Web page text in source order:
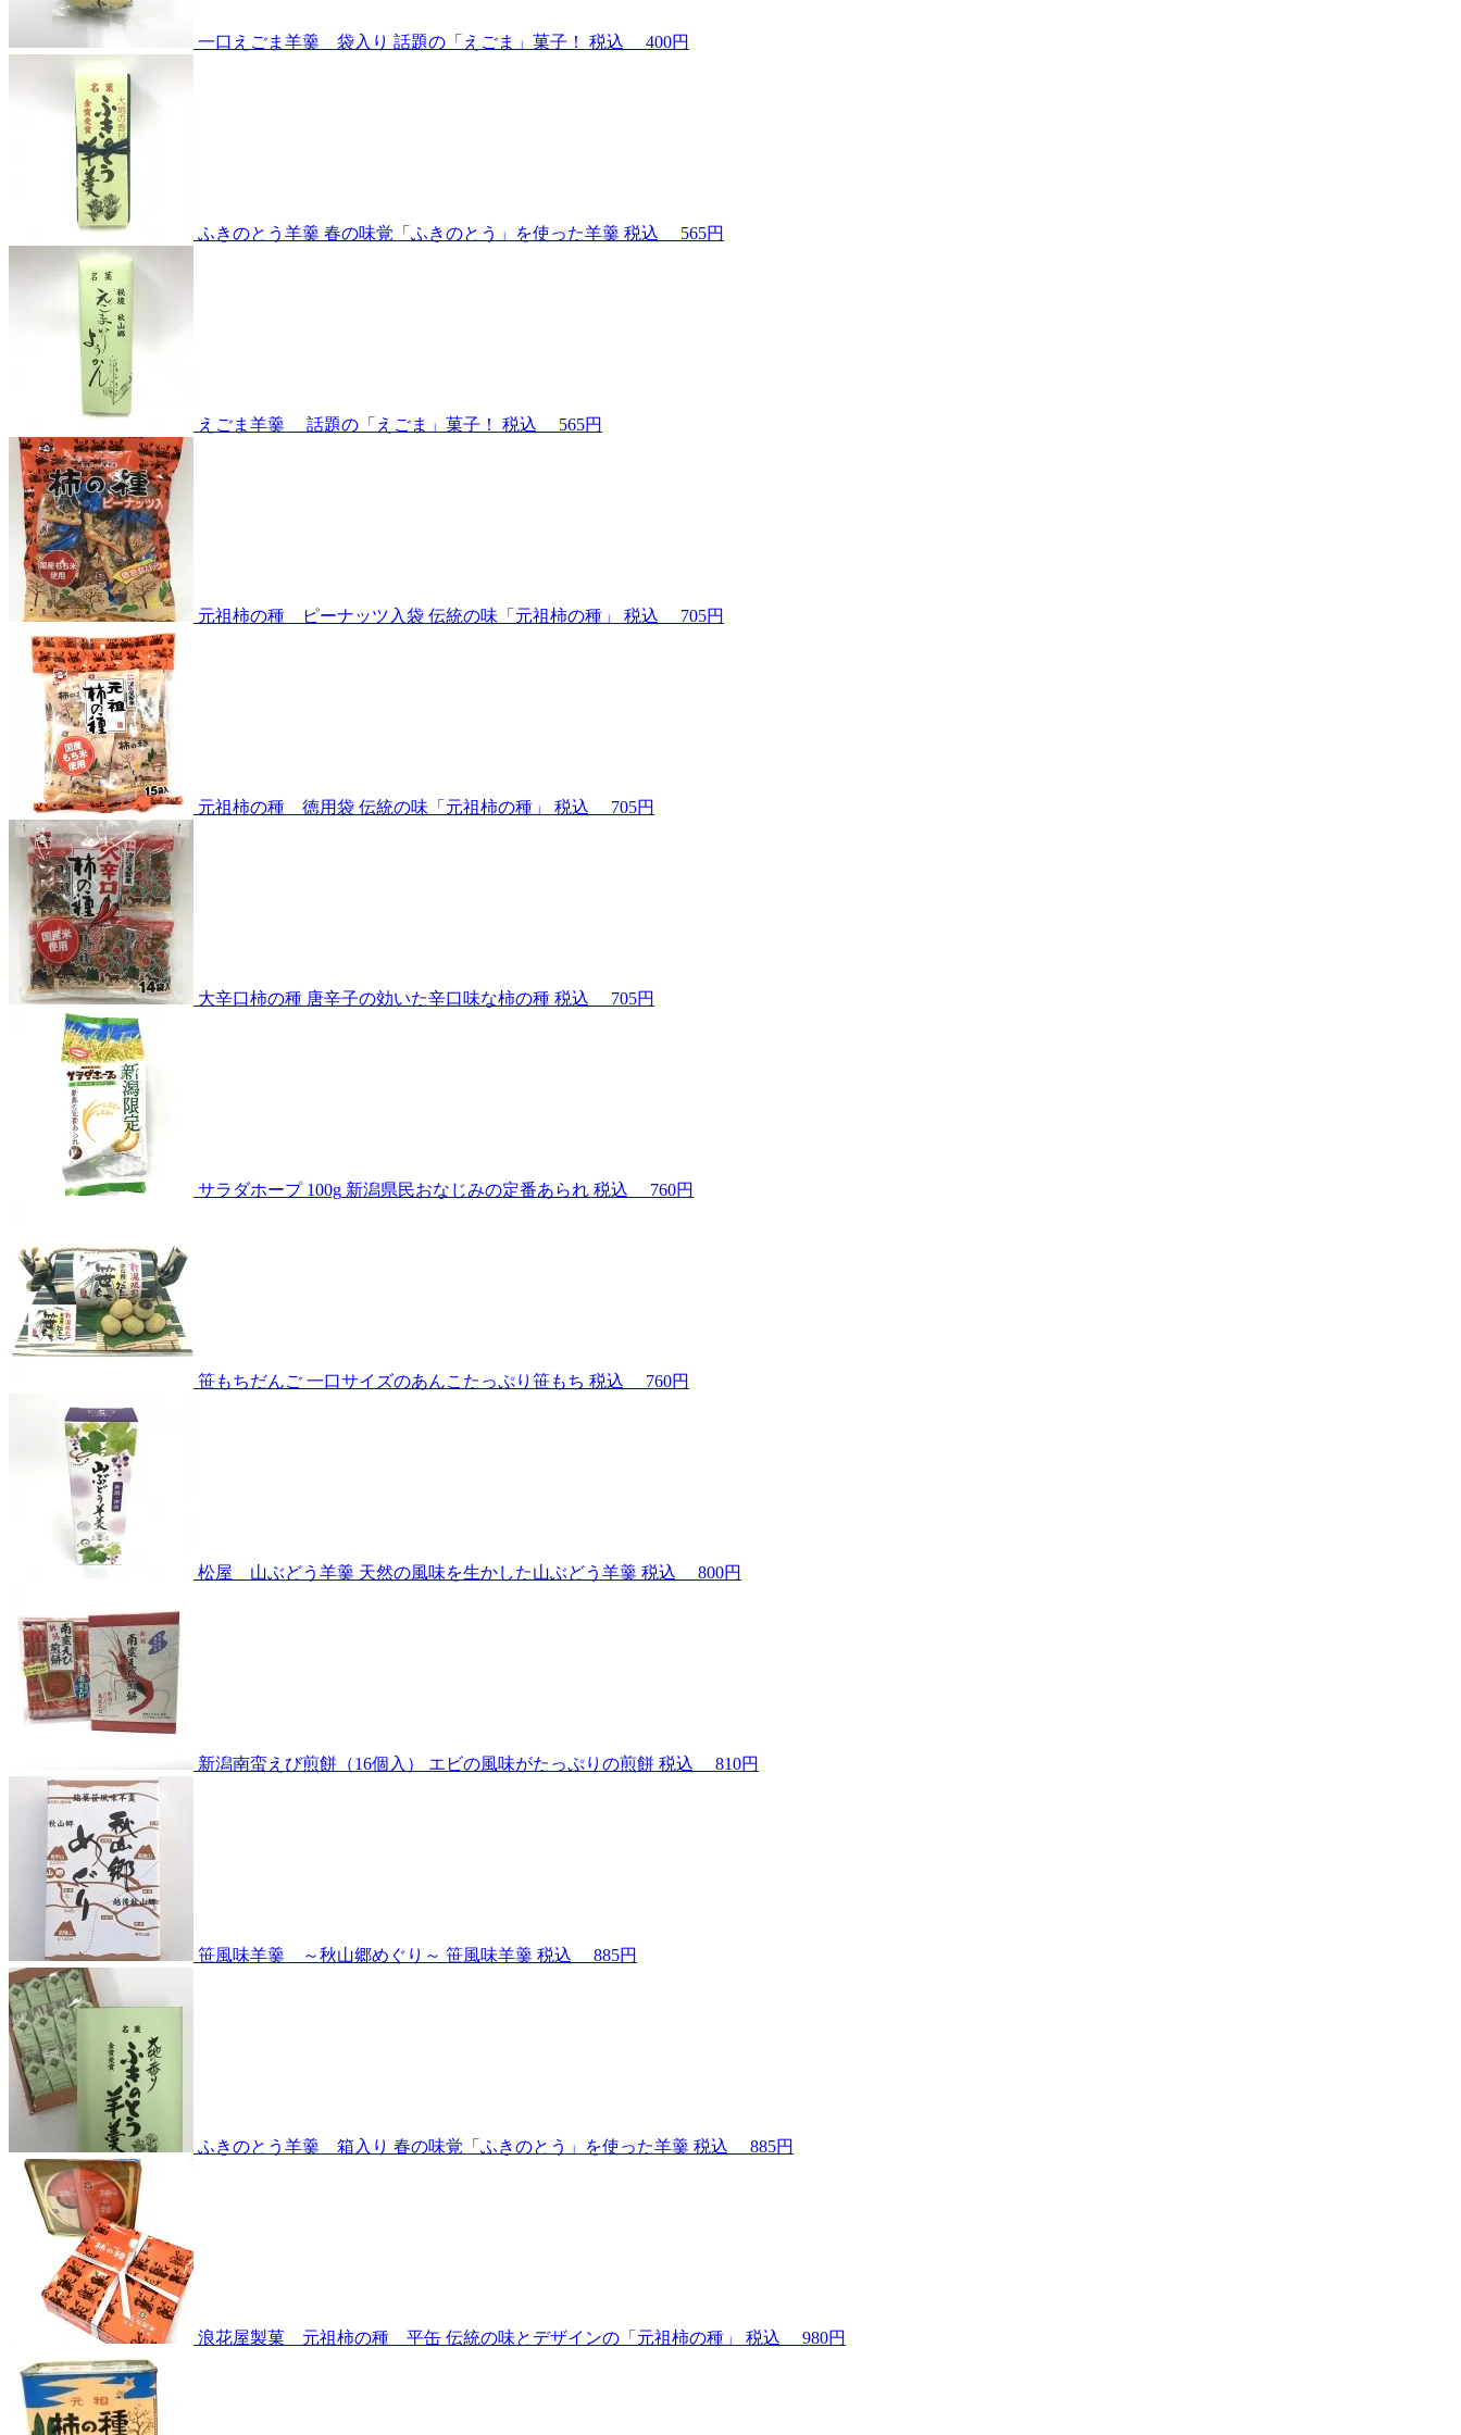
一口えごま羊羹 袋入り 話題の「えごま」菓子！ 税込 400円
ふきのとう羊羹 春の味覚「ふきのとう」を使った羊羹 税込 565円
えごま羊羹 話題の「えごま」菓子！ 税込 565円
元祖柿の種 ピーナッツ入袋 伝統の味「元祖柿の種」 税込 705円
元祖柿の種 徳用袋 伝統の味「元祖柿の種」 税込 705円
大辛口柿の種 唐辛子の効いた辛口味な柿の種 税込 705円
サラダホープ 100g 新潟県民おなじみの定番あられ 税込 760円
笹もちだんご 一口サイズのあんこたっぷり笹もち 税込 760円
松屋 山ぶどう羊羹 天然の風味を生かした山ぶどう羊羹 税込 800円
新潟南蛮えび煎餅（16個入） エビの風味がたっぷりの煎餅 税込 810円
笹風味羊羹 ～秋山郷めぐり～ 笹風味羊羹 税込 885円
ふきのとう羊羹 箱入り 春の味覚「ふきのとう」を使った羊羹 税込 885円
浪花屋製菓 元祖柿の種 平缶 伝統の味とデザインの「元祖柿の種」 税込 980円